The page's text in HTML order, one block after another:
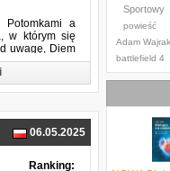
Potomkami a
w którym się
uwagę, Diem
przed sobą
06.05.2025
Ranking:
Sportowy
powieść
Adam Wajrak
battlefield 4